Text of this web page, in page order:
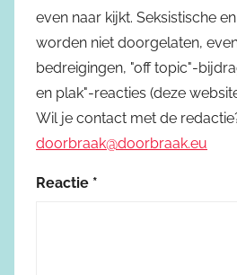
even naar kijkt. Seksistische
worden niet doorgelaten,
bedreigingen, "off topic"-
en plak"-reacties (deze
Wil je contact met de
doorbraak@doorbraak.eu
Reactie *